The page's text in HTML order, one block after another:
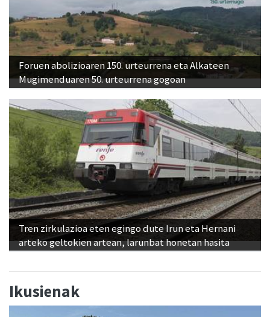
Foruen abolizioaren 150. urteurrena eta Alkateen
Mugimenduaren 50. urteurrena gogoan
Tren zirkulazioa eten egingo dute Irun eta Hernani
arteko geltokien artean, larunbat honetan hasita
Ikusienak